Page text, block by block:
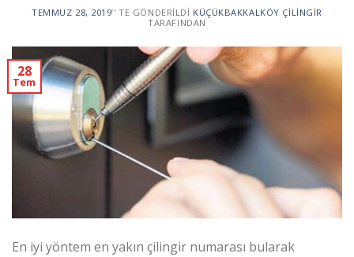
TEMMUZ 28, 2019’' TE GÖNDERILDI KÜÇÜKBAKKALKÖY ÇILINGIR
TARAFINDAN
28
Tem
En iyi yöntem en yakın çilingir numarası bularak